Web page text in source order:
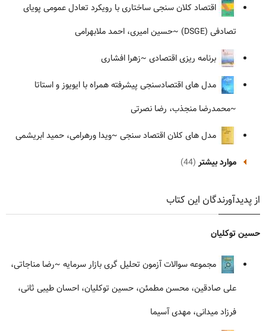
اقتصاد کلان سنجی ساختاری با رویکرد تعادل عمومی پویای
تصادفی (DSGE)
~حسین امیری، احمد ملابهرامی
برنامه ریزی اقتصادی ~زهرا افشاری
مدل های اقتصادسنجی پیشرفته همراه با ایویوز و استاتا
~محمدرضا منجذب، رضا نصرتی
مدل های کلان اقتصاد سنجی ~ویدا ورهرامی، حمید ابریشمی
موارد بیشتر (44)
از پدیدآورندگان این کتاب
حسین توکلیان
مجموعه سوالات آزمون تحلیل گری بازار سرمایه ~رضا مناجاتی،
علی صادقین، محسن مطمئن، حسین توکلیان، احسان طیبی ثانی،
فرزاد میدانی، مهدی آسیما